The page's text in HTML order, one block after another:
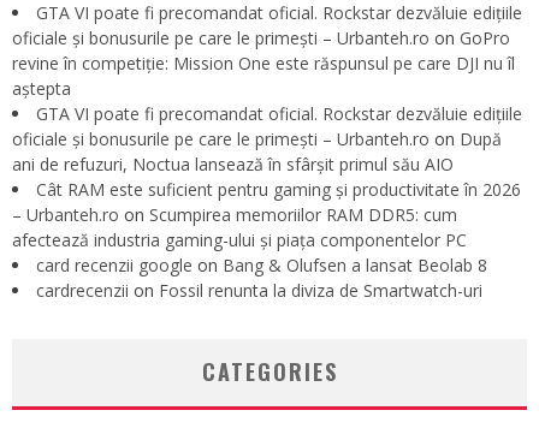
GTA VI poate fi precomandat oficial. Rockstar dezvăluie edițiile
oficiale și bonusurile pe care le primești – Urbanteh.ro on GoPro
revine în competiție: Mission One este răspunsul pe care DJI nu îl
aștepta
GTA VI poate fi precomandat oficial. Rockstar dezvăluie edițiile
oficiale și bonusurile pe care le primești – Urbanteh.ro on După
ani de refuzuri, Noctua lansează în sfârșit primul său AIO
Cât RAM este suficient pentru gaming și productivitate în 2026
– Urbanteh.ro on Scumpirea memoriilor RAM DDR5: cum
afectează industria gaming-ului și piața componentelor PC
card recenzii google on Bang & Olufsen a lansat Beolab 8
cardrecenzii on Fossil renunta la diviza de Smartwatch-uri
CATEGORIES